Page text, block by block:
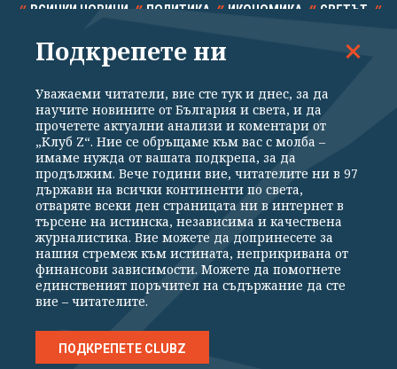
ВСИЧКИ НОВИНИ ПОЛИТИКА ИКОНОМИКА СВЕТЪТ
СПОРТ КУЛТУРА ТЕХНОЛОГИИ КАЛЕЙДОСКОП
Общи условия
Политика за поверителност
Реклама
Партньори Контакти
За Клуб Z
Екип
Подкрепете ни
Издател на www.clubz.bg е „Клуб Зебра Медия“ ЕООД, София, ул. "Алеко
Константинов" 3. Всички права запазени 2026 „Клуб Зебра Медия“
Препечатването на материали, снимки и видео от www.clubz.bg без
разрешение ще бъде преследвано по съдебен път, съгласно
ОБЩИТЕ УСЛОВИЯ
Подкрепете ни
Уважаеми читатели, вие сте тук и днес, за да
научите новините от България и света, и да
прочетете актуални анализи и коментари от
„Клуб Z“. Ние се обръщаме към вас с молба –
имаме нужда от вашата подкрепа, за да
продължим. Вече години вие, читателите ни в 97
държави на всички континенти по света,
отваряте всеки ден страницата ни в интернет в
търсене на истинска, независима и качествена
журналистика. Вие можете да допринесете за
нашия стремеж към истината, неприкривана от
финансови зависимости. Можете да помогнете
единственият поръчител на съдържание да сте
вие – читателите.
ПОДКРЕПЕТЕ CLUBZ